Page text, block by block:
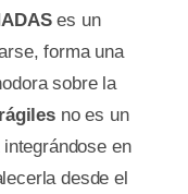
es un
forma una
sobre la
no es un
en
desde el